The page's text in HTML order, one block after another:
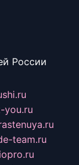
России
you.ru
team.ru